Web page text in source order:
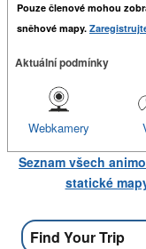
Pouze členové mohou
sněhové mapy.
Aktuální podmínky
Webkamery
Seznam všech
statické
Find Your Trip